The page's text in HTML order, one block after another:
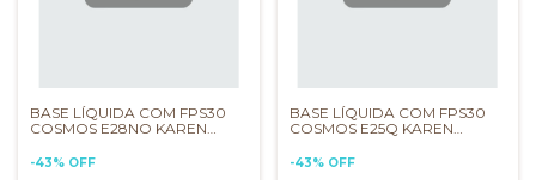
BASE LÍQUIDA COM FPS30
COSMOS E28NO KAREN
-43% OFF
BASE LÍQUIDA COM FPS30
COSMOS E25Q KAREN
-43% OFF